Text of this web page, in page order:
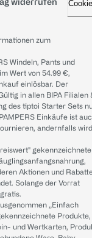
zum
Windeln, Pants und
Wert von 54.99 €,
einlösbar. Der
in allen BIPA Filialen
des tiptoi Starter Sets
Einkäufe ist
andernfalls wird
gekennzeichnete
Aktionen und
Solange der Vorrat
„Einfach
Produkte,
und Wertkarten,